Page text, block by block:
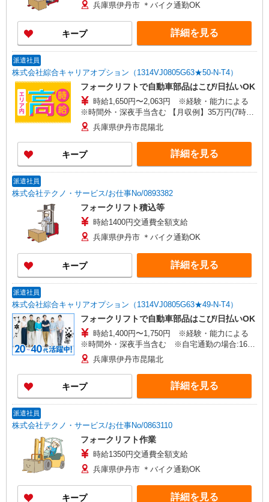
兵庫県伊丹市 ＊バイク通勤OK
キープ 詳細を見る
派遣社員
株式会社綜合キャリアオプション（1314VJ0805G63★50-N-T4）
フォークリフトで自動車部品はこび/日払いOK
時給1,650円〜2,063円 ※経験・能力による
※時間外・深夜手当含む 【月収例】35万円(7時間
50分×21日+残業・深夜手当) 交通費：既定支給
兵庫県伊丹市昆陽北
キープ 詳細を見る
派遣社員
株式会社テクノ・サービス/お仕事No/0893382
フォークリフト積込等
時給1400円交通費全額支給
兵庫県伊丹市 ＊バイク通勤OK
キープ 詳細を見る
派遣社員
株式会社綜合キャリアオプション（1314VJ0805G63★49-N-T4）
フォークリフトで自動車部品はこび/日払いOK
時給1,400円〜1,750円 ※経験・能力による
※時間外・深夜手当含む ※自宅通勤の場合:1650
円〜 【月収例】29万7000円(7時間50分×21日+残
業・深夜手当) ※時給1400円の場合 交通費：既
定支給
兵庫県伊丹市昆陽北
キープ 詳細を見る
派遣社員
株式会社テクノ・サービス/お仕事No/0863110
フォークリフト作業
時給1350円交通費全額支給
兵庫県伊丹市 ＊バイク通勤OK
キープ 詳細を見る